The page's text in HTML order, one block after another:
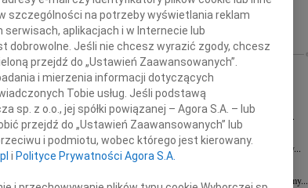
+ szukanie zaawansowane
INNE NEKROLOGI
05.08.2026Gdańsk
Nasze Koleżance Renacie Sęk w trudnych...
04.08.2026Gdańsk
Panu Piotrowi Widzowi Radnemu Sejmiku...
Zofia Mazurek
03.08.2026
Naszej Koleżance Beacie Rumińskiej wyrazy...
31.07.2026
Droga Aniu, z głębokim smutkiem przyjęliśmy...
szczególności na potrzeby wyświetlania reklam
aplikacjach i w Internecie lub
dobrowolne. Jeśli nie chcesz wyrazić zgody, chcesz
przejdź do „Ustawień Zaawansowanych”.
i mierzenia informacji dotyczących
Tobie usług. Jeśli podstawą
z o.o., jej spółki powiązanej – Agora S.A. – lub
przejdź do „Ustawień Zaawansowanych” lub
i podmiotu, wobec którego jest kierowany.
i Polityce Prywatności Agora S.A.